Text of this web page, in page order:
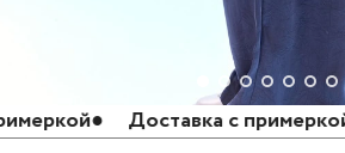
● Доставка с примеркой●